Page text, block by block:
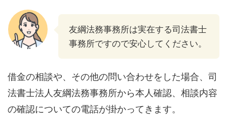
友綱法務事務所は実在する司法書士
事務所ですので安心してください。
借金の相談や、その他の問い合わせをした場合、司
法書士法人友綱法務事務所から本人確認、相談内容
の確認についての電話が掛かってきます。